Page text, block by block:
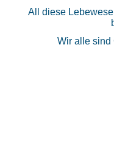
All diese
Wir alle sind